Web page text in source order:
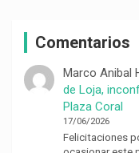
Comentarios
Marco Anibal
de Loja,
Plaza Coral
17/06/2026
Felicitaciones